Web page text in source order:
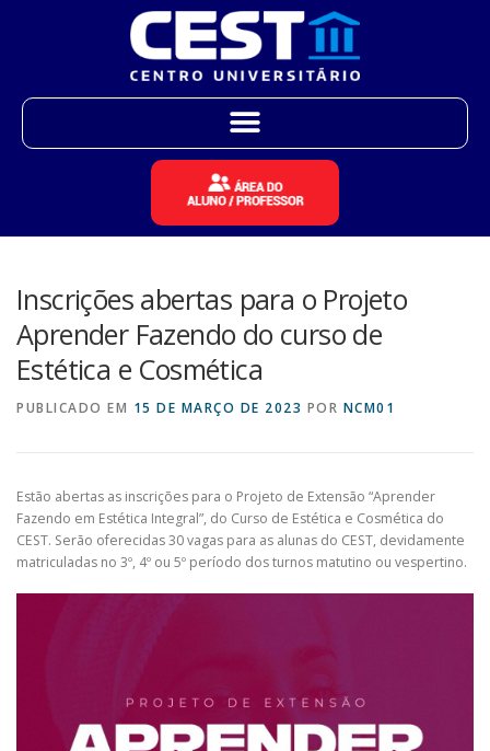
Inscrições abertas para o Projeto
Aprender Fazendo do curso de
Estética e Cosmética
PUBLICADO EM 15 DE MARÇO DE 2023 POR NCM01
Estão abertas as inscrições para o Projeto de Extensão “Aprender
Fazendo em Estética Integral”, do Curso de Estética e Cosmética do
CEST. Serão oferecidas 30 vagas para as alunas do CEST, devidamente
matriculadas no 3º, 4º ou 5º período dos turnos matutino ou vespertino.